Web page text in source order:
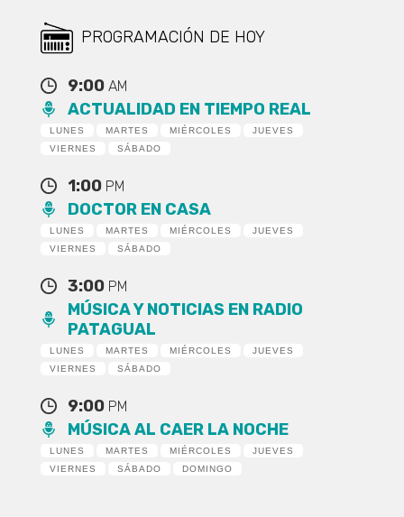
PROGRAMACIÓN DE HOY
9:00 AM
ACTUALIDAD EN TIEMPO REAL
LUNES MARTES MIÉRCOLES
JUEVES
VIERNES
SÁBADO
1:00 PM
DOCTOR EN CASA
LUNES MARTES MIÉRCOLES
JUEVES
VIERNES
SÁBADO
3:00 PM
MÚSICA Y NOTICIAS EN RADIO
PATAGUAL
LUNES MARTES MIÉRCOLES
JUEVES
VIERNES
SÁBADO
9:00 PM
MÚSICA AL CAER LA NOCHE
LUNES MARTES MIÉRCOLES
JUEVES
VIERNES
SÁBADO DOMINGO